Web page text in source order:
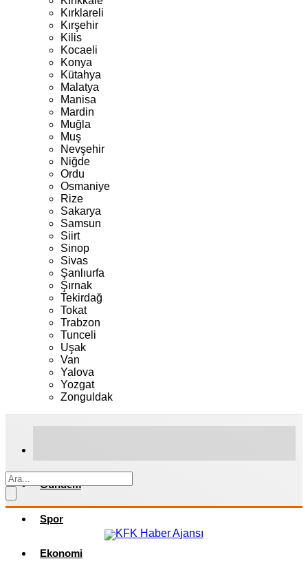
Kırklareli
Kırşehir
Kilis
Kocaeli
Konya
Kütahya
Malatya
Manisa
Mardin
Muğla
Muş
Nevşehir
Niğde
Ordu
Osmaniye
Rize
Sakarya
Samsun
Siirt
Sinop
Sivas
Şanlıurfa
Şırnak
Tekirdağ
Tokat
Trabzon
Tunceli
Uşak
Van
Yalova
Yozgat
Zonguldak
Gündem
Spor
Ekonomi